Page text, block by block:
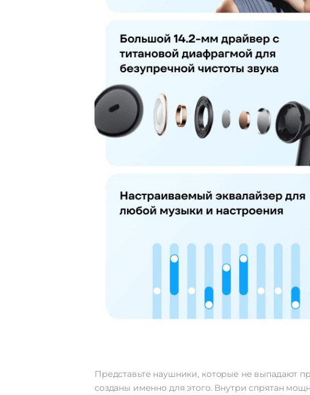
Представьте наушники, которые не выпадают
созданы именно для этого. Внутри спрятан